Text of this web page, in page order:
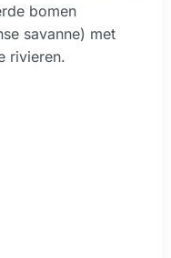
bomen
savanne) met
rivieren.